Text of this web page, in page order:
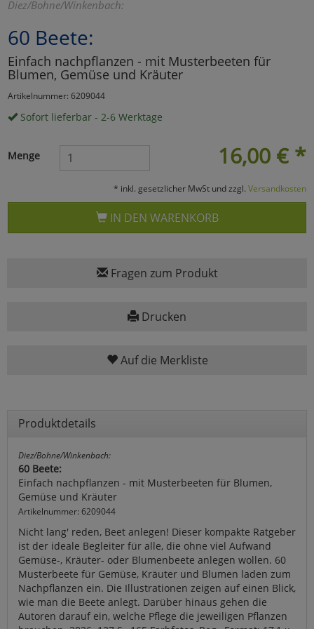
Diez/Bohne/Winkenbach:
60 Beete:
Einfach nachpflanzen - mit Musterbeeten für
Blumen, Gemüse und Kräuter
Artikelnummer: 6209044
Sofort lieferbar - 2-6 Werktage
16,00 € *
Menge
* inkl. gesetzlicher MwSt und zzgl. Versandkosten
IN DEN WARENKORB
Fragen zum Produkt
Drucken
Auf die Merkliste
Produktdetails
Diez/Bohne/Winkenbach:
60 Beete:
Einfach nachpflanzen - mit Musterbeeten für Blumen,
Gemüse und Kräuter
Artikelnummer: 6209044
Nicht lang' reden, Beet anlegen! Dieser kompakte Ratgeber
ist der ideale Begleiter für alle, die ohne viel Aufwand
Gemüse-, Kräuter- oder Blumenbeete anlegen wollen. 60
Musterbeete für Gemüse, Kräuter und Blumen laden zum
Nachpflanzen ein. Die Illustrationen zeigen auf einen Blick,
wie man die Beete anlegt. Darüber hinaus gehen die
Autoren darauf ein, welche Pflege die jeweiligen Pflanzen
Umfragetools
Cookies
Alle Akzeptieren
Cookies
Einstellungen speichern